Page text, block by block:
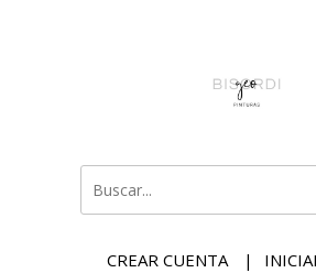
CREAR CUENTA